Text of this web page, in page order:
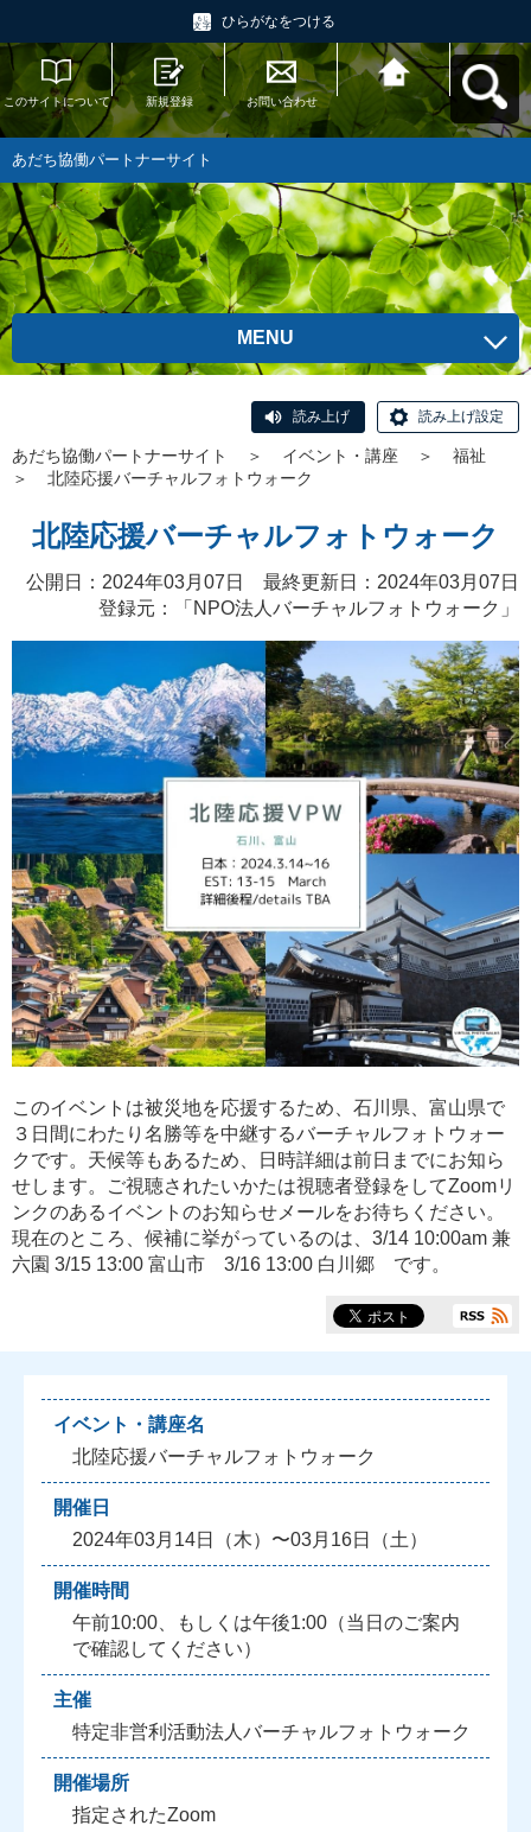
ひらがなをつける
このサイトについて 新規登録 お問い合わせ
あだち協働パートナ
ーサイトへ戻る
あだち協働パートナーサイト
MENU
読み上げ 読み上げ設定
あだち協働パートナーサイト ＞ イベント・講座 ＞
福祉
＞
北陸応援バーチャルフォトウォーク
北陸応援バーチャルフォトウォーク
公開日：2024年03月07日 最終更新日：2024年03月07日
登録元：「 NPO法人バーチャルフォトウォーク 」
このイベントは被災地を応援するため、石川県、富山県で
３日間にわたり名勝等を中継するバーチャルフォトウォー
クです。天候等もあるため、日時詳細は前日までにお知ら
せします。ご視聴されたいかたは視聴者登録をしてZoomリ
ンクのあるイベントのお知らせメールをお待ちください。
現在のところ、候補に挙がっているのは、3/14 10:00am 兼
六園 3/15 13:00 富山市 3/16 13:00 白川郷 です。
イベント・講座名
北陸応援バーチャルフォトウォーク
開催日
2024年03月14日（木）〜03月16日（土）
開催時間
午前10:00、もしくは午後1:00（当日のご案内
で確認してください）
主催
特定非営利活動法人バーチャルフォトウォーク
開催場所
指定されたZoom